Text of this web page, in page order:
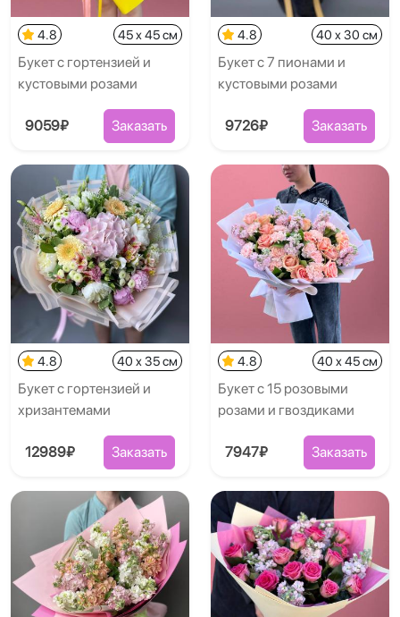
4.8 45 x 45 см
Букет с гортензией и
кустовыми розами
9059₽ Заказать
4.8 40 x 30 см
Букет с 7 пионами и
кустовыми розами
9726₽ Заказать
4.8 40 x 35 см
Букет с гортензией и
хризантемами
12989₽ Заказать
4.8 40 x 45 см
Букет с 15 розовыми
розами и гвоздиками
7947₽ Заказать